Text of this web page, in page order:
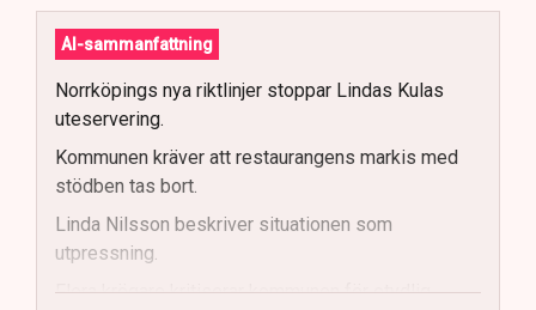
AI-sammanfattning
Norrköpings nya riktlinjer stoppar Lindas Kulas
uteservering.
Kommunen kräver att restaurangens markis med
stödben tas bort.
Linda Nilsson beskriver situationen som
utpressning.
Flera krögare kritiserar kommunen för otydlig